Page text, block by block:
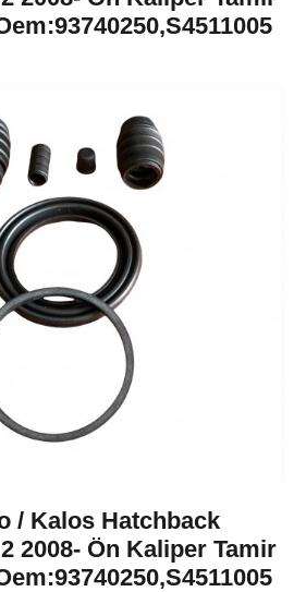
/ Kalos Hatchback
2008- Ön Kaliper Tamir